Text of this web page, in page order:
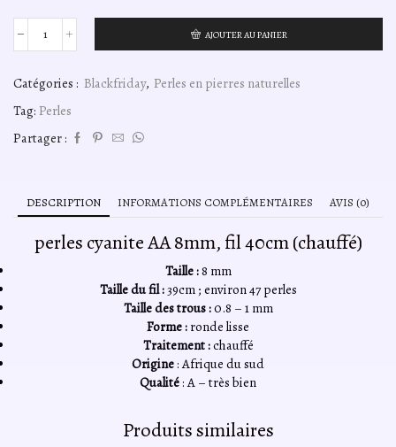
quantité
de
cyanite
A+
8mm,
fil
AJOUTER AU PANIER
Catégories : Blackfriday, Perles en pierres naturelles
Tag: Perles
Partager :
DESCRIPTION INFORMATIONS COMPLÉMENTAIRES AVIS (0)
perles cyanite AA 8mm, fil 40cm (chauffé)
Taille :8 mm
Taille du fil :39cm ; environ 47 perles
Taille des trous :0.8 – 1 mm
Forme : ronde lisse
Traitement :chauffé
Origine: Afrique du sud
Qualité: A – très bien
Produits similaires